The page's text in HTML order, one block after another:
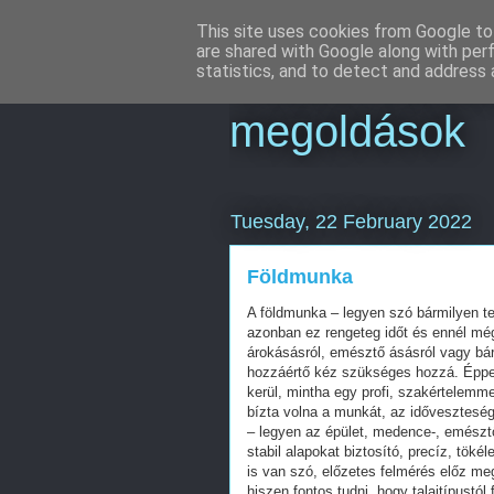
Online
megoldások
Tuesday, 22 February 2022
Földmunka
A földmunka – legyen szó bármilyen
azonban ez rengeteg időt és ennél
árokásásról, emésztő ásásról vagy
hozzáértő kéz szükséges hozzá.
kerül, mintha egy profi,
bízta volna a munkát, az
– legyen az épület, medence-,
stabil alapokat biztosító, precíz,
is van szó, előzetes felmérés előz
This site uses cookies from Google
are shared with Google along with
statistics, and to detect and address